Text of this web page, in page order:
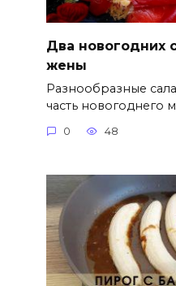
Два новогодних
жены
Разнообразные
часть новогоднего
0 48